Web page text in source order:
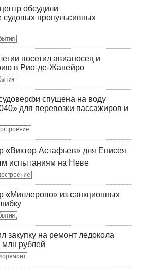
обсудили
пропульсивных
посетил авианосец и
в Рио-де-Жанейро
спущена на воду
для перевозки пассажиров и
Астафьев» для Енисея
испытаниям на Неве
«Миллерово» из санкционных
закупку на ремонт ледокола
рублей